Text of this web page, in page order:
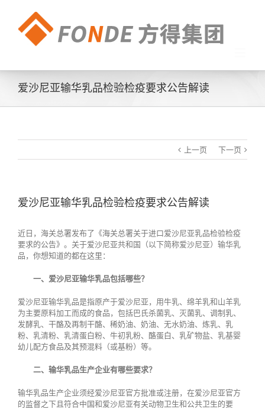
爱沙尼亚输华乳品检验检疫要求公告解读
上一页 下一页
爱沙尼亚输华乳品检验检疫要求公告解读
近日，海关总署发布了《海关总署关于进口爱沙尼亚乳品检验检疫
要求的公告》。关于爱沙尼亚共和国（以下简称爱沙尼亚）输华乳
品，你想知道的都在这里：
一、爱沙尼亚输华乳品包括哪些？
爱沙尼亚输华乳品是指原产于爱沙尼亚，用牛乳、绵羊乳和山羊乳
为主要原料加工而成的食品，包括巴氏杀菌乳、灭菌乳、调制乳、
发酵乳、干酪及再制干酪、稀奶油、奶油、无水奶油、炼乳、乳
粉、乳清粉、乳清蛋白粉、牛初乳粉、酪蛋白、乳矿物盐、乳基婴
幼儿配方食品及其预混料（或基粉）等。
二、输华乳品生产企业有哪些要求？
输华乳品生产企业须经爱沙尼亚官方批准或注册，在爱沙尼亚官方
的监督之下且符合中国和爱沙尼亚有关动物卫生和公共卫生的要